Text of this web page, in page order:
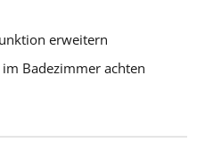
erweitern
Badezimmer achten